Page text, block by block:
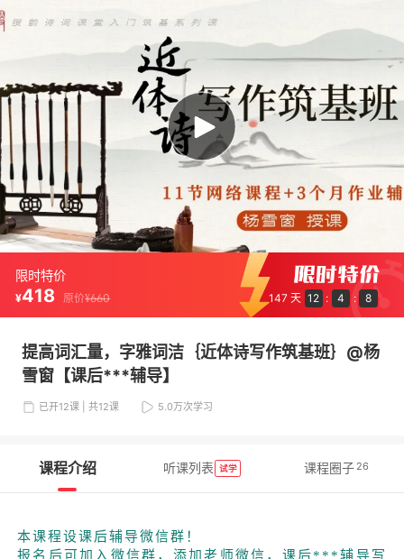
限时特价
¥418 原价¥660 147 天 12 : 4 : 8
提高词汇量，字雅词洁｛近体诗写作筑基班｝@杨
雪窗【课后***辅导】
已开12课 | 共12课 5.0万次学习
课程介绍 听课列表 试学 课程圈子 26
本课程设课后辅导微信群！
报名后可加入微信群，添加老师微信，课后***辅导写